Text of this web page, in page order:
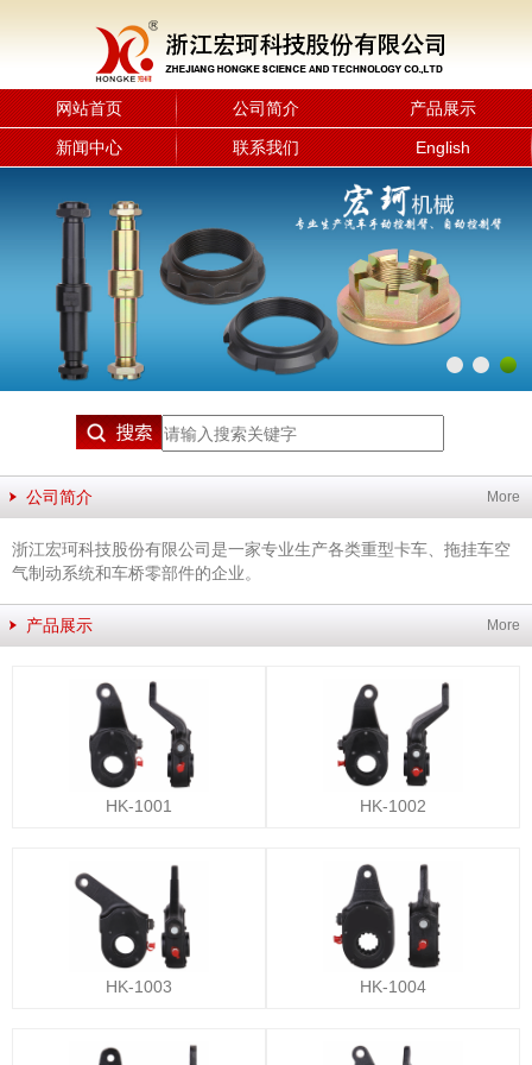
网站首页 公司简介 产品展示
新闻中心 联系我们 English
More
公司简介
浙江宏珂科技股份有限公司是一家专业生产各类重型卡车、拖挂车空
气制动系统和车桥零部件的企业。
More
产品展示
HK-1001 HK-1002
HK-1003 HK-1004